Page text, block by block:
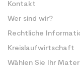
Kontakt
Wer sind wir?
Rechtliche
Kreislaufwirtschaft
Wählen Sie Ihr